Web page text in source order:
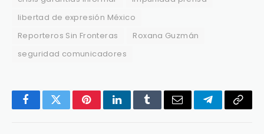
libertad de expresión México
Reporteros Sin Fronteras
Roxana Guzmán
seguridad comunicadores
FacebookTwitterPinterestLinkedInTumblrEmail TelegramCopy